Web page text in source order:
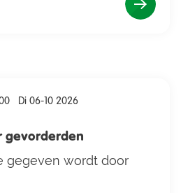
Di 06-10 2026
gevorderden
gegeven wordt door